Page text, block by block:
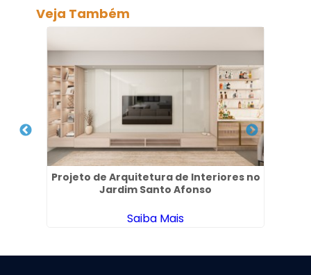
Veja Também
Projeto de Arquitetura de Interiores no
Jardim Santo Afonso
Saiba Mais